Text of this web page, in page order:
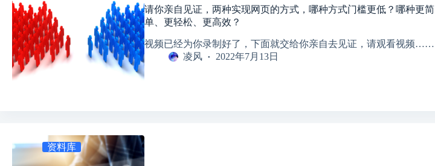
请你亲自见证，两种实现网页的方式，哪种方式门槛更低？哪种更简
单、更轻松、更高效？
视频已经为你录制好了，下面就交给你亲自去见证，请观看视频……
凌风
2022年7月13日
资料库